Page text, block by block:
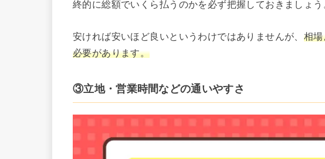
終的に総額でいくら払うのかを必ず把握しておきましょう
安ければ安いほど良いというわけではありませんが、 相
必要があります。
③立地・営業時間などの通いやすさ